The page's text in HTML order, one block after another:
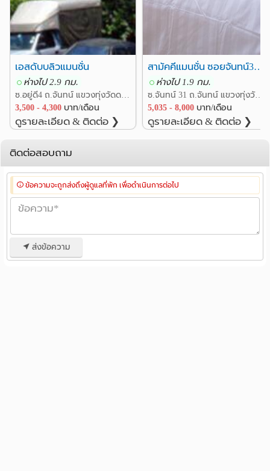
ตึก CAT บางรัก 4.0 กม.
สวนสุขภาพลัดโพธิ์ 4.2 กม.
เอสดับบลิวแมนชั่น
ห่างไป 2.9 กม.
3,500 - 4,300 บาท/เดือน
ดูรายละเอียด & ติดต่อ ❯
สามัคคีแมนชั่น ซอยจันทน์31 5,035-8,000
ห่างไป 1.9 กม.
ซ.จันทน์ 31 ถ.จันทน์ แขวงทุ่งวัดดอน เขตสาทร กรุงเทพ
5,035 - 8,000 บาท/เดือน
ดูรายละเอียด & ติดต่อ ❯
ติดต่อสอบถาม
ข้อความจะถูกส่งถึงผู้ดูแลที่พัก เพื่อดำเนินการต่อไป
ส่งข้อความ